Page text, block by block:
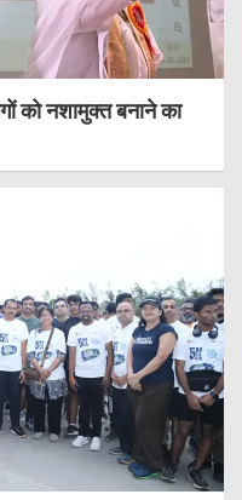
को नशामुक्त बनाने का